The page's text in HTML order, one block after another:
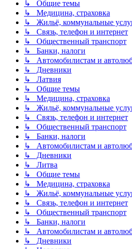
↳ Общие темы
↳ Медицина, страховка
↳ Жильё, коммунальные
↳ Связь, телефон и интернет
↳ Общественный транспорт
↳ Банки, налоги
↳ Автомобилистам и
↳ Дневники
↳ Латвия
↳ Общие темы
↳ Медицина, страховка
↳ Жильё, коммунальные
↳ Связь, телефон и интернет
↳ Общественный транспорт
↳ Банки, налоги
↳ Автомобилистам и
↳ Дневники
↳ Литва
↳ Общие темы
↳ Медицина, страховка
↳ Жильё, коммунальные
↳ Связь, телефон и интернет
↳ Общественный транспорт
↳ Банки, налоги
↳ Автомобилистам и
↳ Дневники